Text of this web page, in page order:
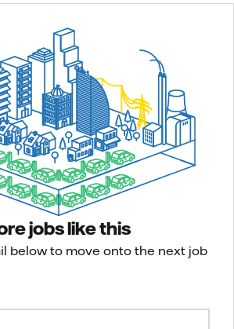
jobs like this
below to move onto the next job